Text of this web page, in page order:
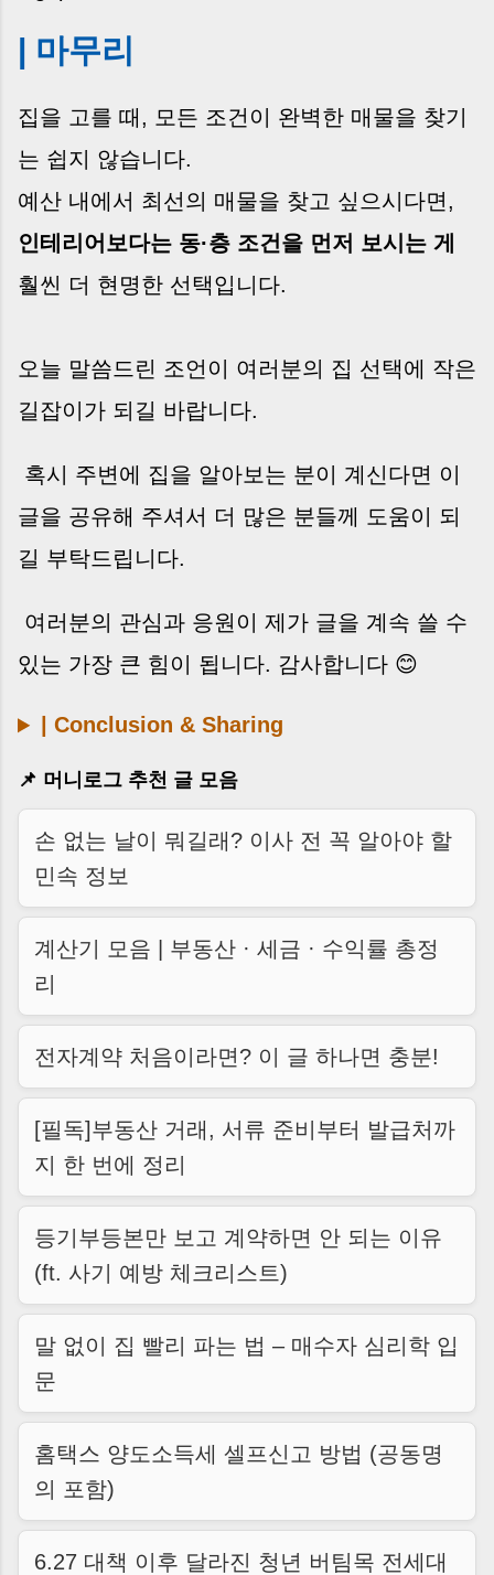
| 마무리
집을 고를 때, 모든 조건이 완벽한 매물을 찾기
는 쉽지 않습니다.
예산 내에서 최선의 매물을 찾고 싶으시다면,
인테리어보다는 동·층 조건을 먼저 보시는 게
훨씬 더 현명한 선택입니다.
오늘 말씀드린 조언이 여러분의 집 선택에 작은
길잡이가 되길 바랍니다.
혹시 주변에 집을 알아보는 분이 계신다면 이
글을 공유해 주셔서 더 많은 분들께 도움이 되
길 부탁드립니다.
여러분의 관심과 응원이 제가 글을 계속 쓸 수
있는 가장 큰 힘이 됩니다. 감사합니다 😊
| Conclusion & Sharing
📌 머니로그 추천 글 모음
손 없는 날이 뭐길래? 이사 전 꼭 알아야 할
민속 정보
계산기 모음 | 부동산 · 세금 · 수익률 총정
리
전자계약 처음이라면? 이 글 하나면 충분!
[필독]부동산 거래, 서류 준비부터 발급처까
지 한 번에 정리
등기부등본만 보고 계약하면 안 되는 이유
(ft. 사기 예방 체크리스트)
말 없이 집 빨리 파는 법 – 매수자 심리학 입
문
홈택스 양도소득세 셀프신고 방법 (공동명
의 포함)
6.27 대책 이후 달라진 청년 버팀목 전세대